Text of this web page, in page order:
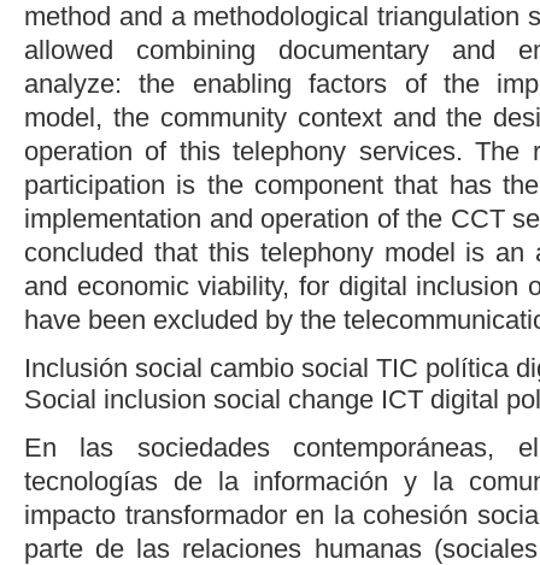
method and a methodological triangulation
allowed combining documentary and
analyze: the enabling factors of the
model, the community context and the
operation of this telephony services. The
participation is the component that has
implementation and operation of the CCT
concluded that this telephony model is an
and economic viability, for digital inclusion
have been excluded by the
Inclusión social cambio social TIC política
Social inclusion social change ICT digital
En las sociedades
tecnologías de la información y la
impacto transformador en la cohesión
parte de las relaciones humanas